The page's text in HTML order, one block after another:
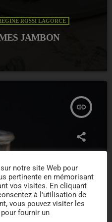
ROSSI LAGORCE
JAMBON
insert_link
notre site Web pour
pertinente en mémorisant
vos visites. En cliquant
à l'utilisation de
vous pouvez visiter les
fournir un